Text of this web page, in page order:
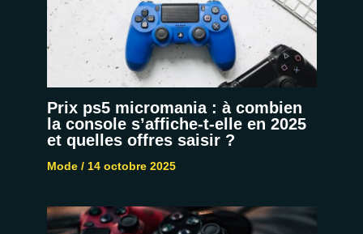
Prix ps5 micromania : à combien
la console s’affiche-t-elle en 2025
et quelles offres saisir ?
Mode/ 14 octobre 2025